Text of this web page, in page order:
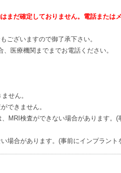
まだ確定しておりません。電話または
ございますので御了承下さい。
医療機関までまでお電話ください。
せん。
できません。
MRI検査ができない場合があります。
場合があります。(事前にインプラン